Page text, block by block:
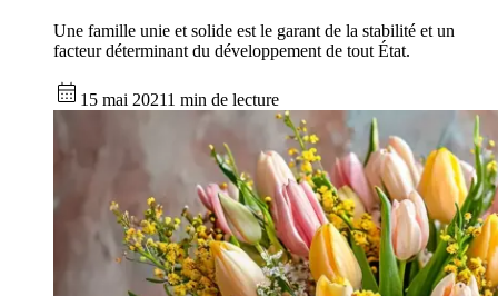
Une famille unie et solide est le garant de la stabilité et un
facteur déterminant du développement de tout État.
15 mai 20211 min de lecture